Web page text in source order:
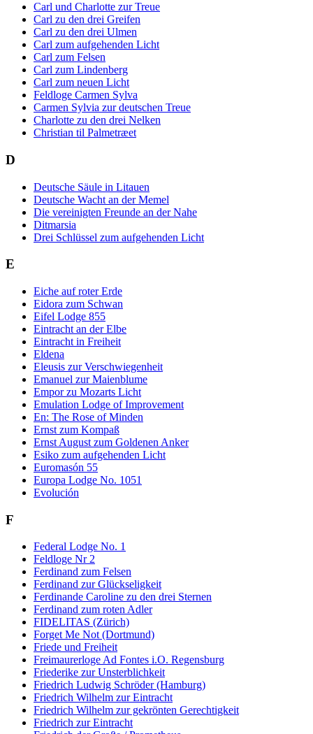
Carl und Charlotte zur Treue
Carl zu den drei Greifen
Carl zu den drei Ulmen
Carl zum aufgehenden Licht
Carl zum Felsen
Carl zum Lindenberg
Carl zum neuen Licht
Feldloge Carmen Sylva
Carmen Sylvia zur deutschen Treue
Charlotte zu den drei Nelken
Christian til Palmetræet
D
Deutsche Säule in Litauen
Deutsche Wacht an der Memel
Die vereinigten Freunde an der Nahe
Ditmarsia
Drei Schlüssel zum aufgehenden Licht
E
Eiche auf roter Erde
Eidora zum Schwan
Eifel Lodge 855
Eintracht an der Elbe
Eintracht in Freiheit
Eldena
Eleusis zur Verschwiegenheit
Emanuel zur Maienblume
Empor zu Mozarts Licht
Emulation Lodge of Improvement
En: The Rose of Minden
Ernst zum Kompaß
Ernst August zum Goldenen Anker
Esiko zum aufgehenden Licht
Euromasón 55
Europa Lodge No. 1051
Evolución
F
Federal Lodge No. 1
Feldloge Nr 2
Ferdinand zum Felsen
Ferdinand zur Glückseligkeit
Ferdinande Caroline zu den drei Sternen
Ferdinand zum roten Adler
FIDELITAS (Zürich)
Forget Me Not (Dortmund)
Friede und Freiheit
Freimaurerloge Ad Fontes i.O. Regensburg
Friederike zur Unsterblichkeit
Friedrich Ludwig Schröder (Hamburg)
Friedrich Wilhelm zur Eintracht
Friedrich Wilhelm zur gekrönten Gerechtigkeit
Friedrich zur Eintracht